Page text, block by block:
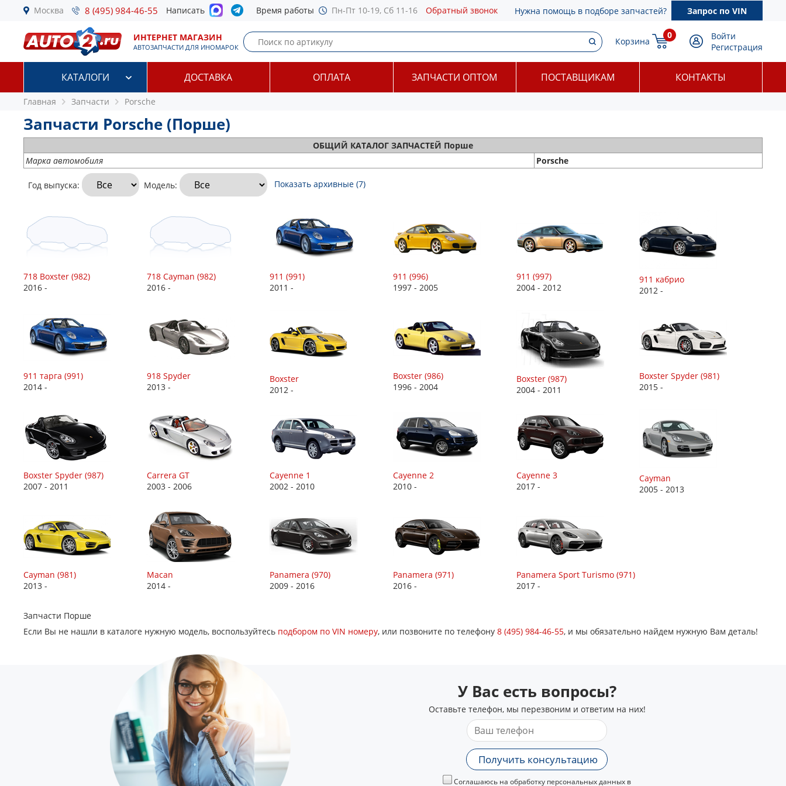
Москва 8 (495) 984-46-55 Написать Время работы Пн-Пт 10-19, Сб 11-16 Обратный звонок Нужна помощь в подборе запчастей? Запрос по VIN
ИНТЕРНЕТ МАГАЗИН
АВТОЗАПЧАСТИ ДЛЯ ИНОМАРОК
Корзина
0
Войти
Регистрация
КАТАЛОГИ ДОСТАВКА ОПЛАТА ЗАПЧАСТИ ОПТОМ ПОСТАВЩИКАМ КОНТАКТЫ
Главная Запчасти Porsche
Запчасти Porsche (Порше)
ОБЩИЙ КАТАЛОГ ЗАПЧАСТЕЙ Порше
Марка автомобиля
Porsche
Год выпуска: Модель: Показать архивные (7)
718 Boxster (982)
2016 -
718 Cayman (982)
2016 -
911 (991)
2011 -
911 (996)
1997 - 2005
911 (997)
2004 - 2012
911 кабрио
2012 -
911 тарга (991)
2014 -
918 Spyder
2013 -
Boxster
2012 -
Boxster (986)
1996 - 2004
Boxster (987)
2004 - 2011
Boxster Spyder (981)
2015 -
Boxster Spyder (987)
2007 - 2011
Carrera GT
2003 - 2006
Cayenne 1
2002 - 2010
Cayenne 2
2010 -
Cayenne 3
2017 -
Cayman
2005 - 2013
Cayman (981)
2013 -
Macan
2014 -
Panamera (970)
2009 - 2016
Panamera (971)
2016 -
Panamera Sport Turismo (971)
2017 -
Запчасти Порше
Если Вы не нашли в каталоге нужную модель, воспользуйтесь подбором по VIN номеру, или позвоните по телефону 8 (495) 984-46-55, и мы обязательно найдем нужную Вам деталь!
У Вас есть вопросы?
Оставьте телефон, мы перезвоним и ответим на них!
Получить консультацию
Соглашаюсь на обработку персональных данных в